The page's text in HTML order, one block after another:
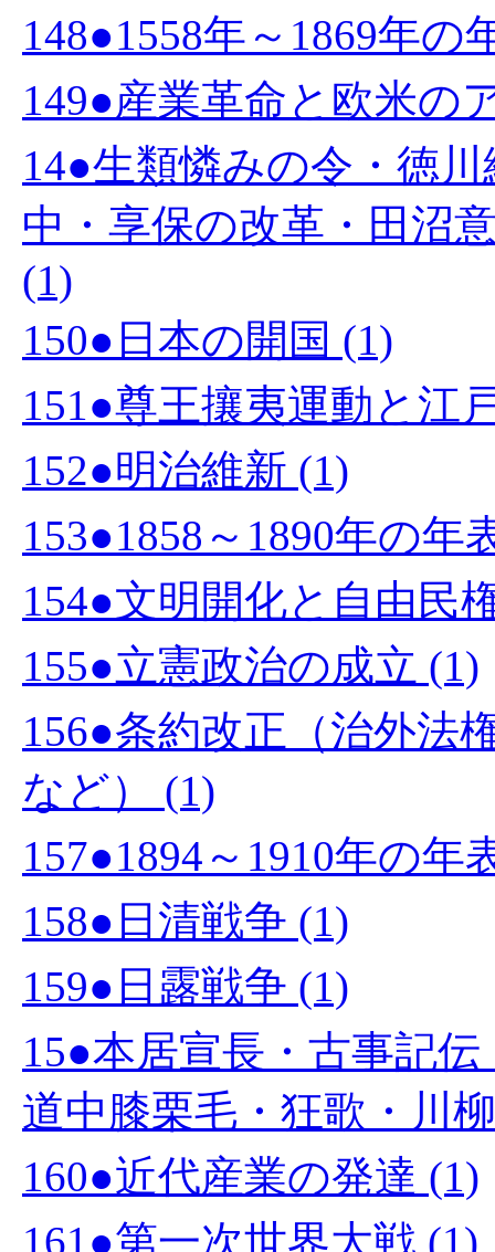
148●1558年～1869年の
149●産業革命と欧米の
14●生類憐みの令・徳
中・享保の改革・田沼
(1)
150●日本の開国 (1)
151●尊王攘夷運動と江
152●明治維新 (1)
153●1858～1890年の年
154●文明開化と自由民
155●立憲政治の成立 (1)
156●条約改正（治外法
など） (1)
157●1894～1910年の年
158●日清戦争 (1)
159●日露戦争 (1)
15●本居宣長・古事記
道中膝栗毛・狂歌・川
160●近代産業の発達 (1)
161●第一次世界大戦 (1)